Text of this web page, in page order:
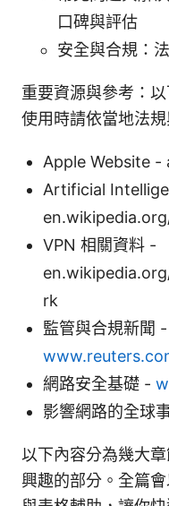
口碑與評估
安全與合規：
重要資源與參考：
使用時請依當地法
Apple Website -
Artificial
VPN 相關資料 -
rk
監管與合規新聞 -
網路安全基礎 -
影響網路的全球
以下內容分為幾大
興趣的部分。全篇